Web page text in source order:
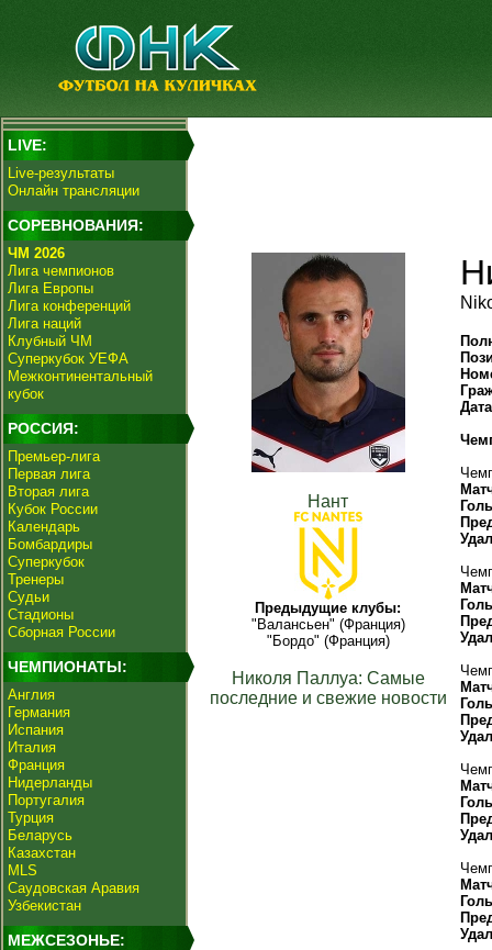
LIVE:
Live-результаты
Онлайн трансляции
СОРЕВНОВАНИЯ:
ЧМ 2026
Лига чемпионов
Лига Европы
Лига конференций
Лига наций
Клубный ЧМ
Суперкубок УЕФА
Межконтинентальный
кубок
РОССИЯ:
Премьер-лига
Первая лига
Вторая лига
Кубок России
Календарь
Бомбардиры
Суперкубок
Тренеры
Судьи
Стадионы
Сборная России
ЧЕМПИОНАТЫ:
Англия
Германия
Испания
Италия
Франция
Нидерланды
Португалия
Турция
Беларусь
Казахстан
MLS
Саудовская Аравия
Узбекистан
МЕЖСЕЗОНЬЕ:
Нант
Предыдущие клубы:
"Валансьен" (Франция)
"Бордо" (Франция)
Николя Паллуа: Самые
последние и свежие новости